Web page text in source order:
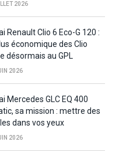
2026
Renault Clio 6 Eco-G 120 :
économique des Clio
désormais au GPL
2026
Mercedes GLC EQ 400
sa mission : mettre des
dans vos yeux
2026